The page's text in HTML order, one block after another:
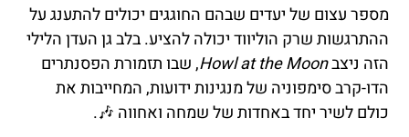
מספר עצום של יעדים שבהם החוגגים יכולים להתענג על
ההתרגשות שרק הוליווד יכולה להציע. בלב גן העדן הלילי
הזה ניצבHowl at the Moon, שבו תזמורת הפסנתרים
הדו-קרב סימפוניה של מנגינות ידועות, המחייבות את
כולם לשיר יחד באחדות של שמחה ואחווה 🎶.